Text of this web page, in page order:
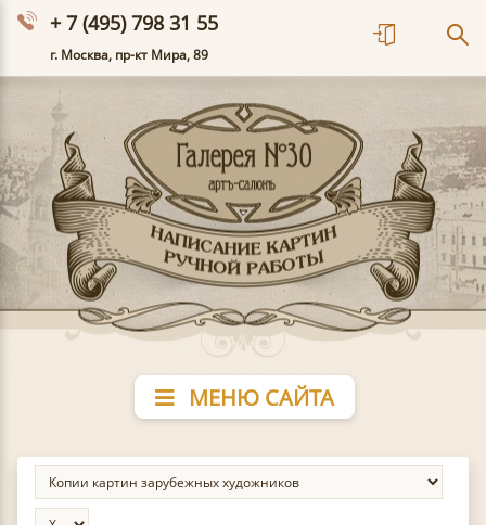
+ 7 (495) 798 31 55
г. Москва, пр-кт Мира, 89
МЕНЮ САЙТА